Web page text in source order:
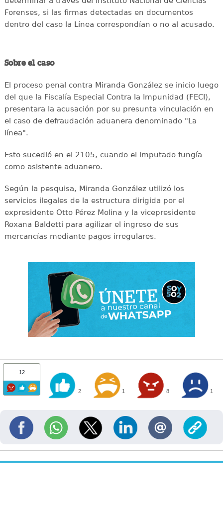
Forenses, si las firmas detectadas en documentos
dentro del caso la Línea correspondían o no al acusado.
Sobre el caso
El proceso penal contra Miranda González se inicio luego
del que la Fiscalía Especial Contra la Impunidad (FECI),
presentara la acusación por su presunta vinculación en
el caso de defraudación aduanera denominado "La
línea".
Esto sucedió en el 2105, cuando el imputado fungía
como asistente aduanero.
Según la pesquisa, Miranda González utilizó los
servicios ilegales de la estructura dirigida por el
expresidente Otto Pérez Molina y la vicepresidente
Roxana Baldetti para agilizar el ingreso de sus
mercancías mediante pagos irregulares.
12
2 1 8 1